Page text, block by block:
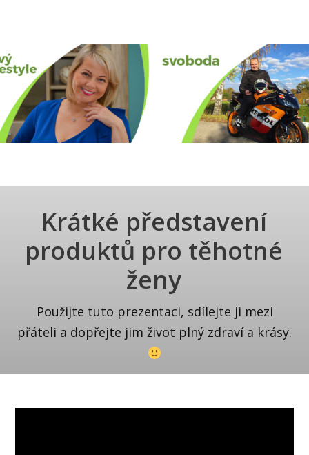
Krátké představení
produktů pro těhotné
ženy
Použijte tuto prezentaci, sdílejte ji mezi
přáteli a dopřejte jim život plný zdraví a krásy.